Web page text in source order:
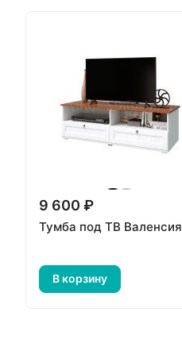
9 600 ₽
Тумба под ТВ Валенсия
В корзину